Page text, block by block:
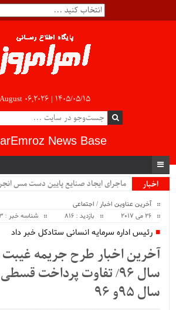
August 06,2026 | ۱۴۰۵/۰۵/۱۵
News Base
اخبار
ماجرای ایجاد صنایع پایین دست مس
آخرین عناوین اخبار / اجتماعی
26 می 2017
بازدید : 816 شناسه خبر : 10493
رئیس اداره سرمایه انسانی ستادکل خبر داد
آخرین اخبار طرح جریمه غیبت
سال ۹۶/ تفاوت پرداخت
سال ۹۵و ۹۶